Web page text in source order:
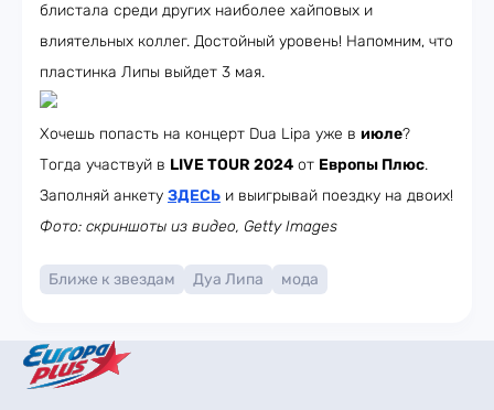
блистала среди других наиболее хайповых и
влиятельных коллег. Достойный уровень! Напомним, что
пластинка Липы выйдет 3 мая.
Хочешь попасть на концерт Dua Lipa уже в июле?
Тогда участвуй в LIVE TOUR 2024 от Европы Плюс.
Заполняй анкету ЗДЕСЬ и выигрывай поездку на двоих!
Фото: скриншоты из видео, Getty Images
Ближе к звездам Дуа Липа мода